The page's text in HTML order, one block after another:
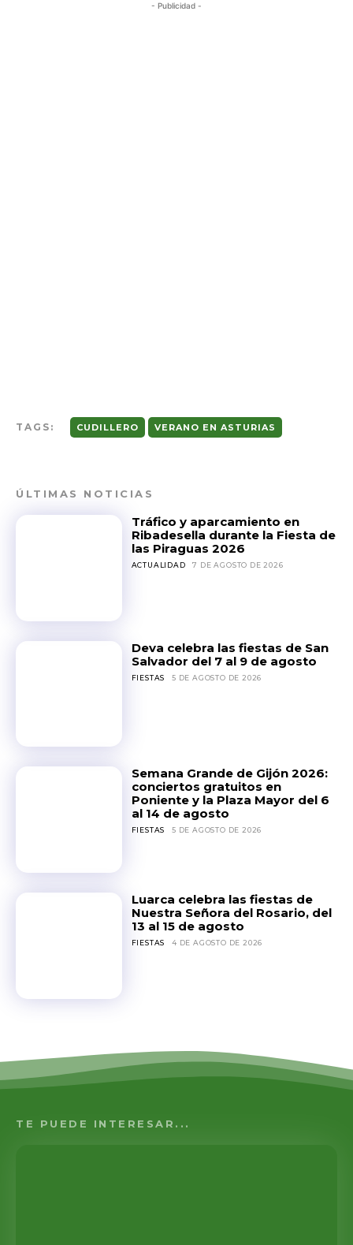
- Publicidad -
TAGS: CUDILLERO VERANO EN ASTURIAS
ÚLTIMAS NOTICIAS
Tráfico y aparcamiento en
Ribadesella durante la Fiesta de
las Piraguas 2026
ACTUALIDAD 7 DE AGOSTO DE 2026
Deva celebra las fiestas de San
Salvador del 7 al 9 de agosto
FIESTAS 5 DE AGOSTO DE 2026
Semana Grande de Gijón 2026:
conciertos gratuitos en
Poniente y la Plaza Mayor del 6
al 14 de agosto
FIESTAS 5 DE AGOSTO DE 2026
Luarca celebra las fiestas de
Nuestra Señora del Rosario, del
13 al 15 de agosto
FIESTAS 4 DE AGOSTO DE 2026
TE PUEDE INTERESAR...